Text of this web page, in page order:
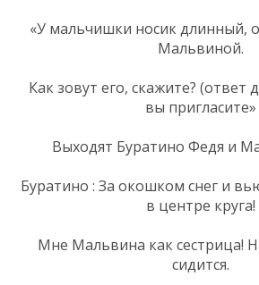
«У мальчишки носик длинный,
Мальвиной.
Как зовут его, скажите? (ответ
вы пригласите»
Выходят Буратино Федя и
Буратино : За окошком снег и
в центре круга!
Мне Мальвина как сестрица!
сидится.